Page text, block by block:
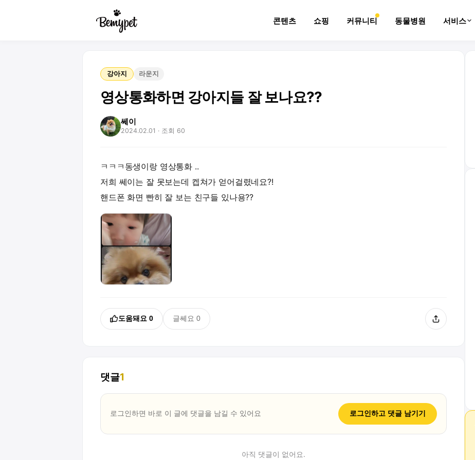
콘텐츠 쇼핑 커뮤니티 동물병원 서비스
강아지 라운지
영상통화하면 강아지들 잘 보나요??
쎄이
2024.02.01 · 조회 60
ㅋㅋㅋ동생이랑 영상통화 ..
저희 쎄이는 잘 못보는데 켑쳐가 얻어걸렸네요?!
핸드폰 화면 빤히 잘 보는 친구들 있나용??
도움돼요 0 글쎄요 0
댓글1
로그인하면 바로 이 글에 댓글을 남길 수 있어요 로그인하고 댓글 남기기
아직 댓글이 없어요.